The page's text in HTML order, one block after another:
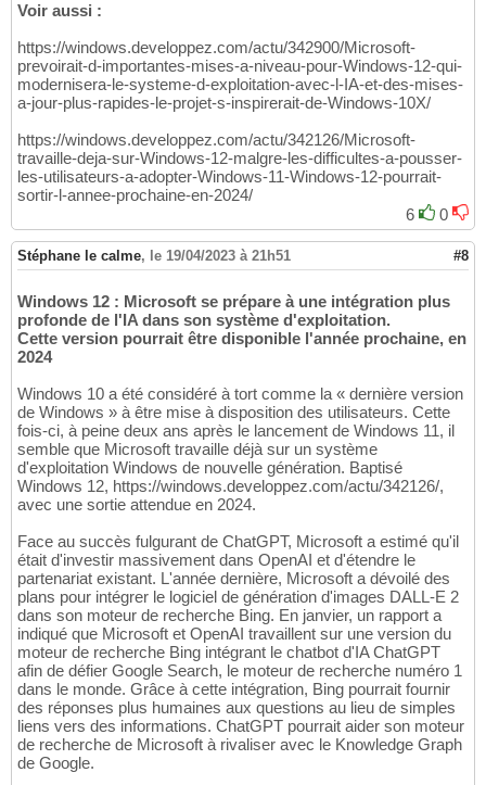
Voir aussi :
https://windows.developpez.com/actu/342900/Microsoft-
prevoirait-d-importantes-mises-a-niveau-pour-Windows-12-qui-
modernisera-le-systeme-d-exploitation-avec-l-IA-et-des-mises-
a-jour-plus-rapides-le-projet-s-inspirerait-de-Windows-10X/
https://windows.developpez.com/actu/342126/Microsoft-
travaille-deja-sur-Windows-12-malgre-les-difficultes-a-pousser-
les-utilisateurs-a-adopter-Windows-11-Windows-12-pourrait-
sortir-l-annee-prochaine-en-2024/
6
0
Stéphane le calme, le 19/04/2023 à 21h51 #8
Windows 12 : Microsoft se prépare à une intégration plus
profonde de l'IA dans son système d'exploitation.
Cette version pourrait être disponible l'année prochaine, en
2024
Windows 10 a été considéré à tort comme la « dernière version
de Windows » à être mise à disposition des utilisateurs. Cette
fois-ci, à peine deux ans après le lancement de Windows 11, il
semble que Microsoft travaille déjà sur un système
d'exploitation Windows de nouvelle génération. Baptisé
Windows 12, https://windows.developpez.com/actu/342126/,
avec une sortie attendue en 2024.
Face au succès fulgurant de ChatGPT, Microsoft a estimé qu'il
était d'investir massivement dans OpenAI et d'étendre le
partenariat existant. L'année dernière, Microsoft a dévoilé des
plans pour intégrer le logiciel de génération d'images DALL-E 2
dans son moteur de recherche Bing. En janvier, un rapport a
indiqué que Microsoft et OpenAI travaillent sur une version du
moteur de recherche Bing intégrant le chatbot d'IA ChatGPT
afin de défier Google Search, le moteur de recherche numéro 1
dans le monde. Grâce à cette intégration, Bing pourrait fournir
des réponses plus humaines aux questions au lieu de simples
liens vers des informations. ChatGPT pourrait aider son moteur
de recherche de Microsoft à rivaliser avec le Knowledge Graph
de Google.